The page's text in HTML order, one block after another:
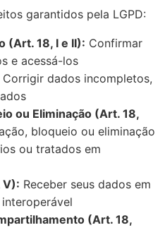
garantidos pela LGPD:
(Art. 18, I e II): Confirmar
e acessá-los
Corrigir dados incompletos,
ou Eliminação (Art. 18,
bloqueio ou eliminação
ou tratados em
V): Receber seus dados em
(Art. 18,